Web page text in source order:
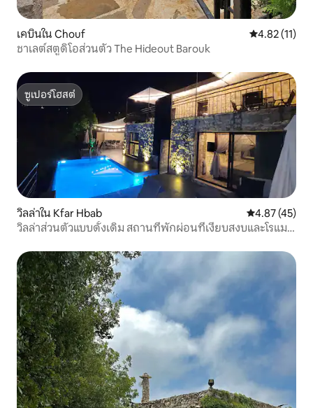
เคบินใน Chouf คะแนนเฉลี่ย
4.82 (11)
ชาเลต์สตูดิโอส่วนตัว The Hideout Barouk
ซูเปอร์โฮสต์
ซูเปอร์โฮสต์
วิลล่าใน Kfar Hbab คะแนนเฉลี่ย
4.87 (45)
วิลล่าส่วนตัวแบบดั้งเดิม สถานที่พักผ่อนที่เงียบสงบและโรแมน